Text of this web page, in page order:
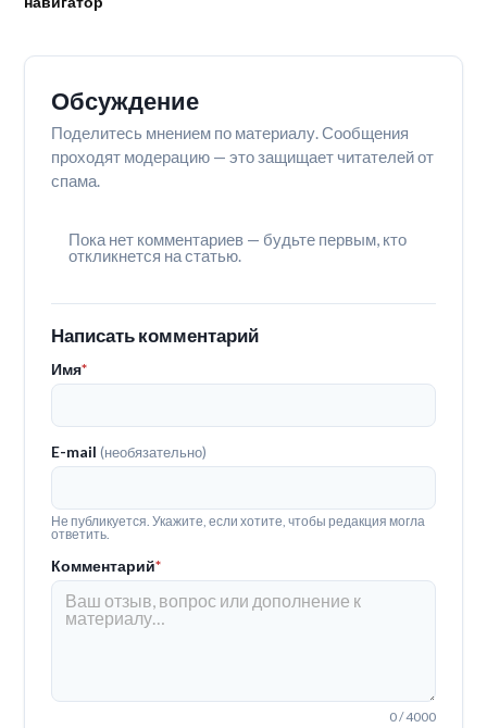
Обсуждение
Поделитесь мнением по материалу. Сообщения
проходят модерацию — это защищает читателей от
спама.
Пока нет комментариев — будьте первым, кто
откликнется на статью.
Написать комментарий
Имя*
E-mail(необязательно)
Не публикуется. Укажите, если хотите, чтобы редакция могла
ответить.
Комментарий*
0 / 4000